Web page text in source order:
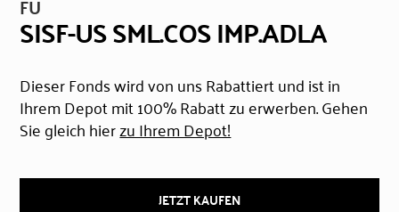
FU
SISF-US SML.COS IMP.ADLA
Dieser Fonds wird von uns Rabattiert und ist in
Ihrem Depot mit 100% Rabatt zu erwerben. Gehen
Sie gleich hierzu Ihrem Depot!
JETZT KAUFEN